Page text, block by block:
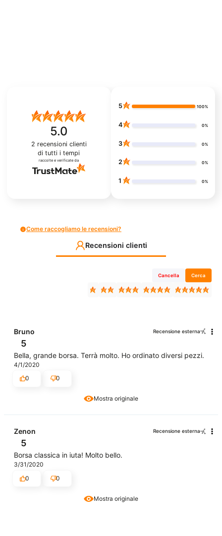
5.0
2 recensioni clienti
di tutti i tempi
raccolte e verificate da
5 100%
4 0%
3 0%
2 0%
1 0%
Come raccogliamo le recensioni?
Recensioni clienti
Cancella Cerca
Mostra originale
Bruno Recensione esterna
5
Bella, grande borsa. Terrà molto. Ho ordinato diversi pezzi.
4/1/2020
0
0
Mostra originale
Zenon Recensione esterna
5
Borsa classica in iuta! Molto bello.
3/31/2020
0
0